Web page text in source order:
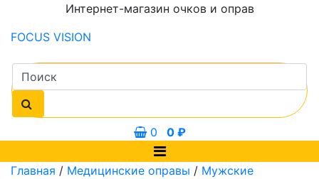
Интернет-магазин очков и оправ
FOCUS VISION
0 0 ₽
Главная / Медицинские оправы / Мужские